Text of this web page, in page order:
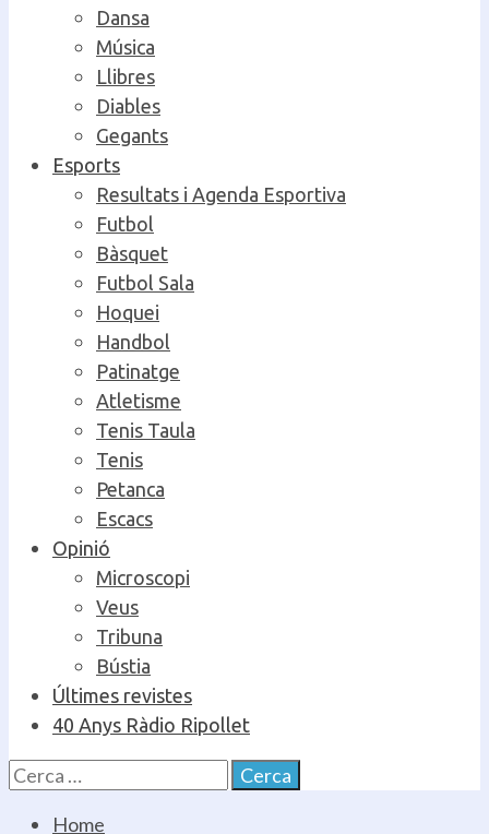
Dansa
Música
Llibres
Diables
Gegants
Esports
Resultats i Agenda Esportiva
Futbol
Bàsquet
Futbol Sala
Hoquei
Handbol
Patinatge
Atletisme
Tenis Taula
Tenis
Petanca
Escacs
Opinió
Microscopi
Veus
Tribuna
Bústia
Últimes revistes
40 Anys Ràdio Ripollet
Cerca:
Home